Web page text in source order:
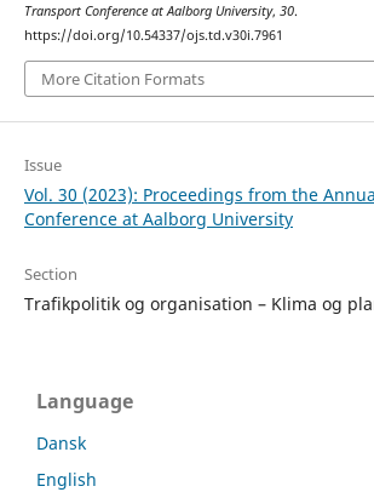
Transport Conference at Aalborg University, 30.
https://doi.org/10.54337/ojs.td.v30i.7961
More Citation Formats
Issue
Vol. 30 (2023): Proceedings from the
Conference at Aalborg University
Section
Trafikpolitik og organisation – Klima og
Language
Dansk
English